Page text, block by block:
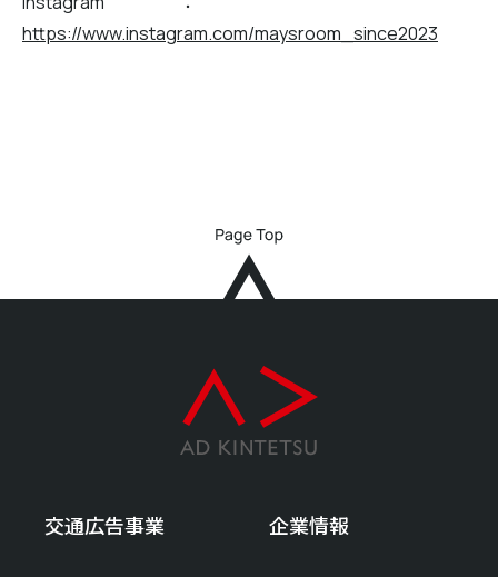
https://www.instagram.com/maysroom_since2023
交通広告事業 企業情報